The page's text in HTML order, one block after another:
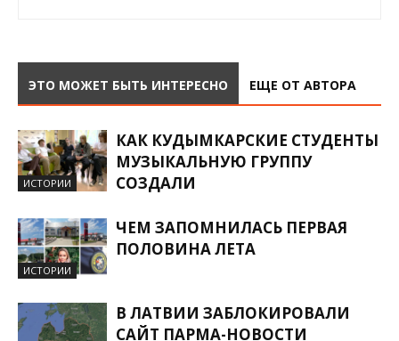
ЭТО МОЖЕТ БЫТЬ ИНТЕРЕСНО ЕЩЕ ОТ АВТОРА
ИСТОРИИ
КАК КУДЫМКАРСКИЕ СТУДЕНТЫ
МУЗЫКАЛЬНУЮ ГРУППУ
СОЗДАЛИ
ИСТОРИИ
ЧЕМ ЗАПОМНИЛАСЬ ПЕРВАЯ
ПОЛОВИНА ЛЕТА
В ЛАТВИИ ЗАБЛОКИРОВАЛИ
САЙТ ПАРМА-НОВОСТИ